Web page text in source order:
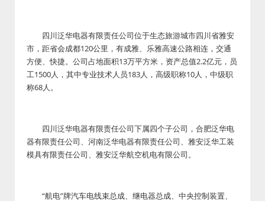
四川泛华电器有限责任公司位于生态旅游城市四川省雅安
市，距省会成都120公里，有成雅、乐雅高速公路相连，交通
方便、快捷。公司占地面积13万平方米，资产总值2.2亿元，员
工1500人，其中专业技术人员183人，高级职称10人，中级职
称68人。
四川泛华电器有限责任公司下属四个子公司，合肥泛华电
器有限责任公司、河南泛华电器有限责任公司、雅安泛华工装
模具有限责任公司、雅安泛华航空机电有限公司。
“航电”牌汽车电线束总成、继电器总成、中央控制装置、